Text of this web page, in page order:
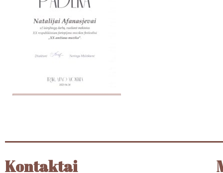
Kontaktai